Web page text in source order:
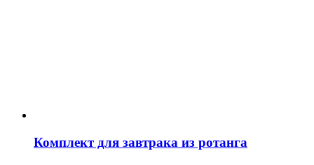
Комплект для завтрака из ротанга